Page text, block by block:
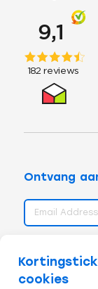
cookies
Ontvang